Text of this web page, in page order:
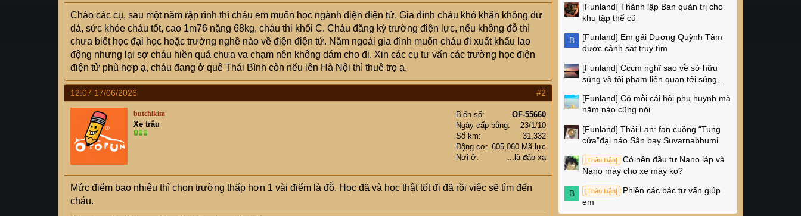
e
r
Chào các cụ, sau một năm rập rình thì cháu em muốn học ngành điện điện tử. Gia đình cháu khó khăn không dư
dả, sức khỏe cháu tốt, cao 1m76 nặng 68kg, cháu thi khối C. Cháu đăng ký trường điện lực, nếu không đỗ thì
chưa biết học đại học hoặc trường nghề nào về điện điện tử. Năm ngoái gia đình muốn cháu đi xuất khẩu lao
động nhưng lại sợ cháu hiền quá chưa va chạm nên không dám cho đi. Xin các cụ tư vấn các trường học điện
điện tử phù hợp ạ, cháu đang ở quê Thái Bình còn nếu lên Hà Nội thì thuê trọ ạ.
12:07 17/06/2026 #2
butchikim
Xe trâu
Biển số
OF-55660
Ngày cấp bằng
23/1/10
Số km
31,332
Động cơ
605,060 Mã lực
Nơi ở
...là đảo xa
Mức điểm bao nhiêu thì chọn trường thấp hơn 1 vài điểm là đỗ. Học đã và học thật tốt đi đã rồi việc sẽ tìm đến
cháu.
[Funland] Thành lập Ban quản trị cho
khu tập thể cũ
B [Funland] Em gái Dương Quỳnh Tâm
được cảnh sát truy tìm
[Funland] Cccm nghĩ sao về sở hữu
súng và tội phạm liên quan tới súng
[Funland] Có mỗi cái hội phụ huynh mà
năm nào cũng nói
[Funland] Thái Lan: fan cuồng “Tung
cửa”đại náo Sân bay Suvarnabhumi
[Thảo luận]
Có nên đầu tư Nano láp và
Nano máy cho xe máy ko?
B [Thảo luận]
Phiền các bác tư vấn giúp
em